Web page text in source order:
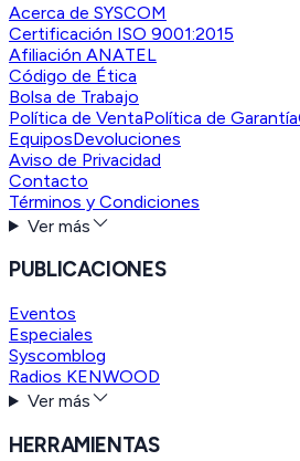
Acerca de SYSCOM
Certificación ISO 9001:2015
Afiliación ANATEL
Código de Ética
Bolsa de Trabajo
Política de VentaPolítica de Garantía
EquiposDevoluciones
Aviso de Privacidad
Contacto
Términos y Condiciones
Ver más
PUBLICACIONES
Eventos
Especiales
Syscomblog
Radios KENWOOD
Ver más
HERRAMIENTAS